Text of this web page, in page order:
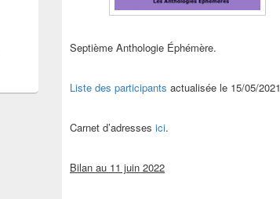
Septième Anthologie Éphémère.
Liste des participants actualisée le 15/05/2021
Carnet d’adresses ici.
Bilan au 11 juin 2022